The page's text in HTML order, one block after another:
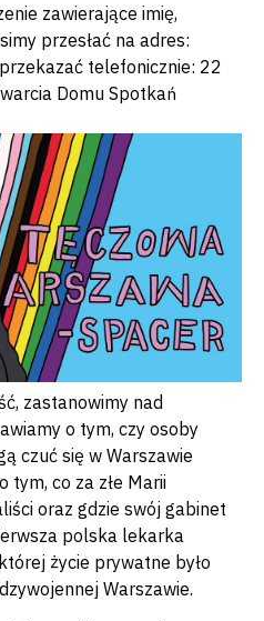
zawierające imię,
przesłać na adres:
telefonicznie: 22
Domu Spotkań
zastanowimy nad
o tym, czy osoby
czuć się w Warszawie
tym, co za złe Marii
oraz gdzie swój gabinet
polska lekarka
życie prywatne było
Warszawie.